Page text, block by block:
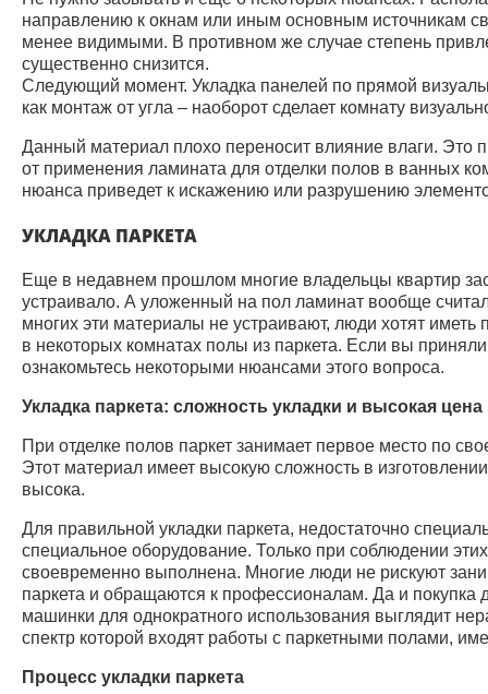
направлению к окнам или иным основным источникам
менее видимыми. В противном же случае степень
существенно снизится.
Следующий момент. Укладка панелей по прямой
как монтаж от угла – наоборот сделает комнату
Данный материал плохо переносит влияние влаги. Это
от применения ламината для отделки полов в ванных
нюанса приведет к искажению или разрушению
УКЛАДКА ПАРКЕТА
Еще в недавнем прошлом многие владельцы квартир
устраивало. А уложенный на пол ламинат вообще
многих эти материалы не устраивают, люди хотят
в некоторых комнатах полы из паркета. Если вы
ознакомьтесь некоторыми нюансами этого вопроса.
Укладка паркета: сложность укладки и высокая цена
При отделке полов паркет занимает первое место по
Этот материал имеет высокую сложность в
высока.
Для правильной укладки паркета, недостаточно
специальное оборудование. Только при соблюдении
своевременно выполнена. Многие люди не рискуют
паркета и обращаются к профессионалам. Да и покупка
машинки для однократного использования выглядит
спектр которой входят работы с паркетными полами,
Процесс укладки паркета